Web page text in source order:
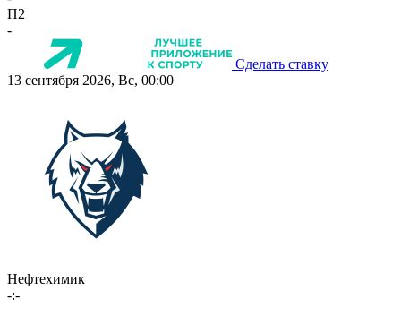
П2
-
Сделать ставку
13 сентября 2026, Вс, 00:00
Нефтехимик
-:-